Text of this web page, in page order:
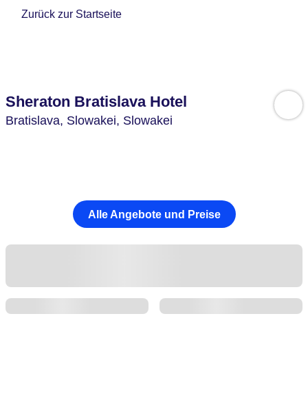
Zurück zur Startseite
Sheraton Bratislava Hotel
Bratislava, Slowakei, Slowakei
Alle Angebote und Preise